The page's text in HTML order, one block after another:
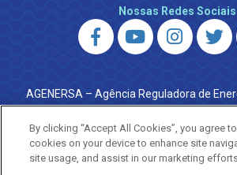
Nossas Redes Sociais
AGENERSA – Agência Reguladora de
do Estado do Rio de
0800 024 9040 · (21) 2332-6457
ouvidoria@agenersa.rj.gov.br/
·http://
By clicking “Accept All Cookies”, you agree
cookies on your device to enhance site
site usage, and assist in our marketing